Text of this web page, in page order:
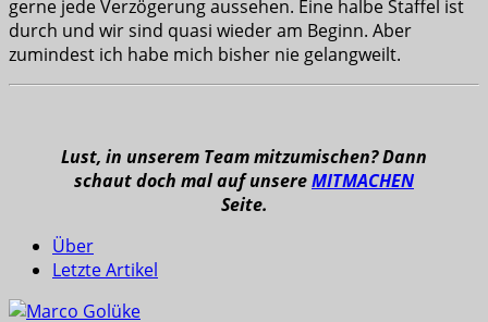
gerne jede Verzögerung aussehen. Eine halbe Staffel ist
durch und wir sind quasi wieder am Beginn. Aber
zumindest ich habe mich bisher nie gelangweilt.
Lust, in unserem Team mitzumischen? Dann
schaut doch mal auf unsereMITMACHEN
Seite.
Über
Letzte Artikel